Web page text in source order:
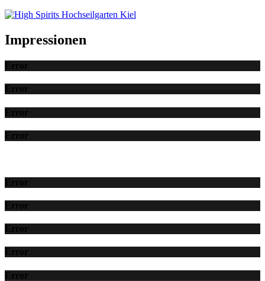
Impressionen
Error
Error
Error
Error
Error
Error
Error
Error
Error